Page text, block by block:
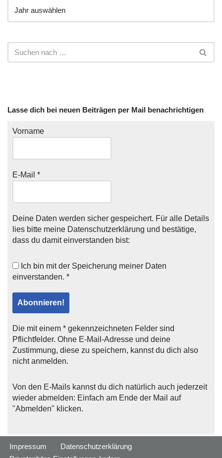
Lasse dich bei neuen Beiträgen per Mail benachrichtigen
Vorname
E-Mail *
Deine Daten werden sicher gespeichert. Für alle Details
lies bitte meine Datenschutzerklärung und bestätige,
dass du damit einverstanden bist:
Ich bin mit der Speicherung meiner Daten
einverstanden. *
Die mit einem * gekennzeichneten Felder sind
Pflichtfelder. Ohne E-Mail-Adresse und deine
Zustimmung, diese zu speichern, kannst du dich also
nicht anmelden.
Von den E-Mails kannst du dich natürlich auch jederzeit
wieder abmelden: Einfach am Ende der Mail auf
"Abmelden" klicken.
Impressum
Datenschutzerklärung